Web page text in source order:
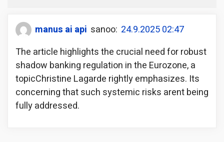
manus ai api sanoo: 24.9.2025 02:47
The article highlights the crucial need for robust
shadow banking regulation in the Eurozone, a
topicChristine Lagarde rightly emphasizes. Its
concerning that such systemic risks arent being
fully addressed.